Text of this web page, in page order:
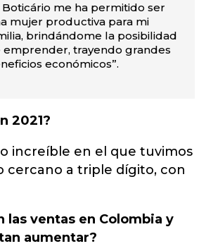
Boticário me ha permitido ser
mujer productiva para mi
brindándome la posibilidad
emprender, trayendo grandes
económicos”.
2021?
increíble en el que tuvimos
cercano a triple dígito, con
las ventas en Colombia y
aumentar?